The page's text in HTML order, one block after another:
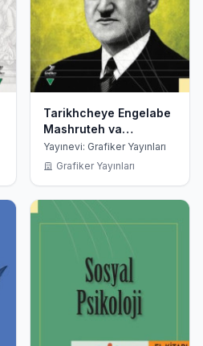
Tarikhcheye Engelabe
Mashruteh va
Torkhaye Iran
Yayınevi: Grafiker Yayınları
Grafiker Yayınları